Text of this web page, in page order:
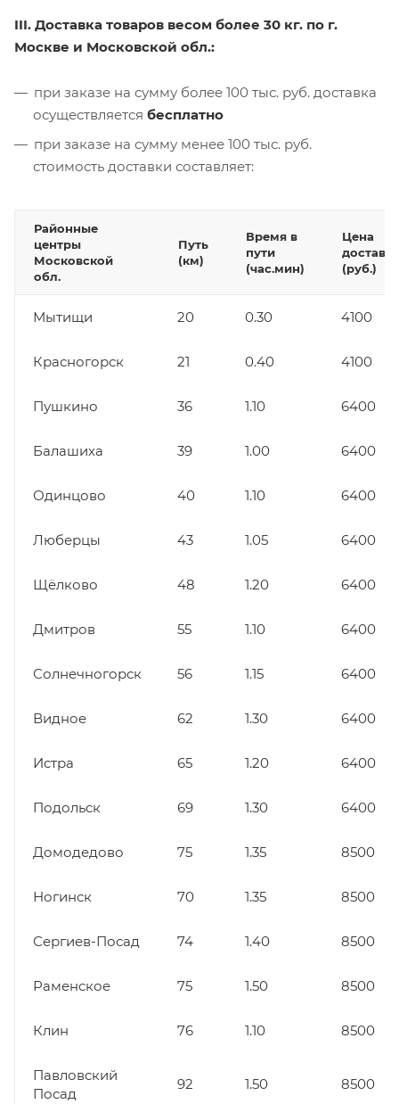
III. Доставка товаров весом более 30 кг. по г.
Москве и Московской обл.:
при заказе на сумму более 100 тыс. руб. доставка
осуществляется бесплатно
при заказе на сумму менее 100 тыс. руб.
стоимость доставки составляет:
Районные
центры
Московской
обл.
Путь
(км)
Время в
пути
(час.мин)
Цена
(руб.)
Мытищи 20 0.30 4100
Красногорск 21 0.40 4100
Пушкино 36 1.10 6400
Балашиха 39 1.00 6400
Одинцово 40 1.10 6400
Люберцы 43 1.05 6400
Щёлково 48 1.20 6400
Дмитров 55 1.10 6400
Солнечногорск 56 1.15 6400
Видное 62 1.30 6400
Истра 65 1.20 6400
Подольск 69 1.30 6400
Домодедово 75 1.35 8500
Ногинск 70 1.35 8500
Сергиев-Посад 74 1.40 8500
Раменское 75 1.50 8500
Клин 76 1.10 8500
Павловский
Посад
92 1.50 8500